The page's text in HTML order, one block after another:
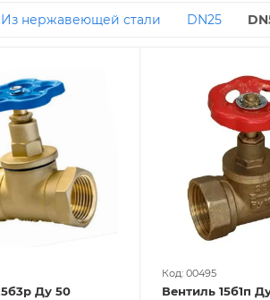
Из нержавеющей стали DN25
Ду 50
Код: 00495
Вентиль 15б1п